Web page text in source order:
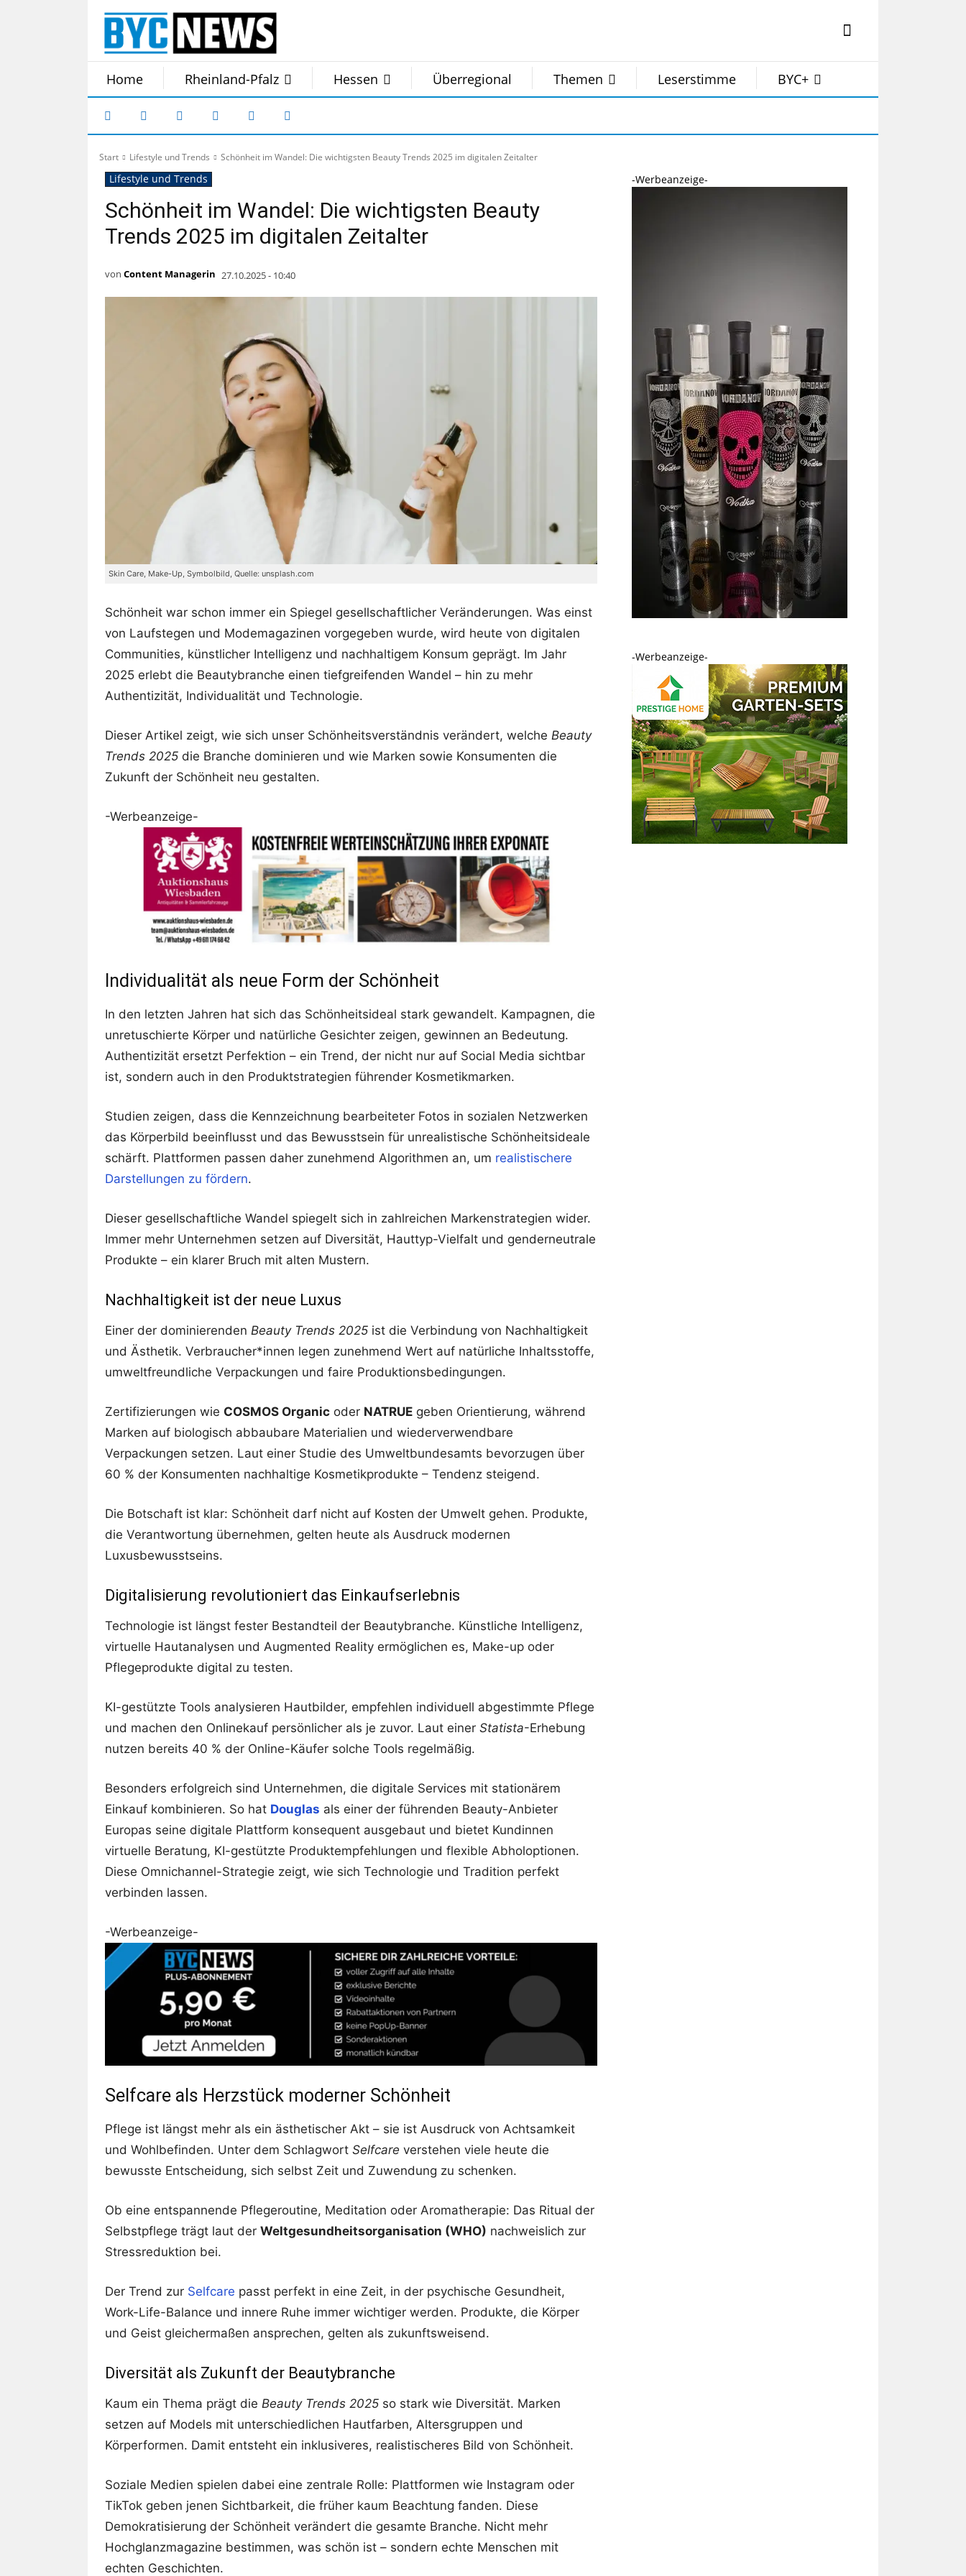
Home Rheinland-Pfalz Hessen Überregional Themen Leserstimme BYC+
Start Lifestyle und Trends Schönheit im Wandel: Die wichtigsten Beauty Trends 2025 im digitalen Zeitalter
Lifestyle und Trends
Schönheit im Wandel: Die wichtigsten Beauty
Trends 2025 im digitalen Zeitalter
von Content Managerin 27.10.2025 - 10:40
Skin Care, Make-Up, Symbolbild, Quelle: unsplash.com
Schönheit war schon immer ein Spiegel gesellschaftlicher Veränderungen. Was einst
von Laufstegen und Modemagazinen vorgegeben wurde, wird heute von digitalen
Communities, künstlicher Intelligenz und nachhaltigem Konsum geprägt. Im Jahr
2025 erlebt die Beautybranche einen tiefgreifenden Wandel – hin zu mehr
Authentizität, Individualität und Technologie.
Dieser Artikel zeigt, wie sich unser Schönheitsverständnis verändert, welche Beauty
Trends 2025 die Branche dominieren und wie Marken sowie Konsumenten die
Zukunft der Schönheit neu gestalten.
-Werbeanzeige-
Individualität als neue Form der Schönheit
In den letzten Jahren hat sich das Schönheitsideal stark gewandelt. Kampagnen, die
unretuschierte Körper und natürliche Gesichter zeigen, gewinnen an Bedeutung.
Authentizität ersetzt Perfektion – ein Trend, der nicht nur auf Social Media sichtbar
ist, sondern auch in den Produktstrategien führender Kosmetikmarken.
Studien zeigen, dass die Kennzeichnung bearbeiteter Fotos in sozialen Netzwerken
das Körperbild beeinflusst und das Bewusstsein für unrealistische Schönheitsideale
schärft. Plattformen passen daher zunehmend Algorithmen an, um realistischere
Darstellungen zu fördern.
Dieser gesellschaftliche Wandel spiegelt sich in zahlreichen Markenstrategien wider.
Immer mehr Unternehmen setzen auf Diversität, Hauttyp-Vielfalt und genderneutrale
Produkte – ein klarer Bruch mit alten Mustern.
Nachhaltigkeit ist der neue Luxus
Einer der dominierenden Beauty Trends 2025 ist die Verbindung von Nachhaltigkeit
und Ästhetik. Verbraucher*innen legen zunehmend Wert auf natürliche Inhaltsstoffe,
umweltfreundliche Verpackungen und faire Produktionsbedingungen.
Zertifizierungen wie COSMOS Organic oder NATRUE geben Orientierung, während
Marken auf biologisch abbaubare Materialien und wiederverwendbare
Verpackungen setzen. Laut einer Studie des Umweltbundesamts bevorzugen über
60 % der Konsumenten nachhaltige Kosmetikprodukte – Tendenz steigend.
Die Botschaft ist klar: Schönheit darf nicht auf Kosten der Umwelt gehen. Produkte,
die Verantwortung übernehmen, gelten heute als Ausdruck modernen
Luxusbewusstseins.
Digitalisierung revolutioniert das Einkaufserlebnis
Technologie ist längst fester Bestandteil der Beautybranche. Künstliche Intelligenz,
virtuelle Hautanalysen und Augmented Reality ermöglichen es, Make-up oder
Pflegeprodukte digital zu testen.
KI-gestützte Tools analysieren Hautbilder, empfehlen individuell abgestimmte Pflege
und machen den Onlinekauf persönlicher als je zuvor. Laut einer Statista-Erhebung
nutzen bereits 40 % der Online-Käufer solche Tools regelmäßig.
Besonders erfolgreich sind Unternehmen, die digitale Services mit stationärem
Einkauf kombinieren. So hat Douglas als einer der führenden Beauty-Anbieter
Europas seine digitale Plattform konsequent ausgebaut und bietet Kundinnen
virtuelle Beratung, KI-gestützte Produktempfehlungen und flexible Abholoptionen.
Diese Omnichannel-Strategie zeigt, wie sich Technologie und Tradition perfekt
verbinden lassen.
-Werbeanzeige-
Selfcare als Herzstück moderner Schönheit
Pflege ist längst mehr als ein ästhetischer Akt – sie ist Ausdruck von Achtsamkeit
und Wohlbefinden. Unter dem Schlagwort Selfcare verstehen viele heute die
bewusste Entscheidung, sich selbst Zeit und Zuwendung zu schenken.
Ob eine entspannende Pflegeroutine, Meditation oder Aromatherapie: Das Ritual der
Selbstpflege trägt laut der Weltgesundheitsorganisation (WHO) nachweislich zur
Stressreduktion bei.
Der Trend zur Selfcare passt perfekt in eine Zeit, in der psychische Gesundheit,
Work-Life-Balance und innere Ruhe immer wichtiger werden. Produkte, die Körper
und Geist gleichermaßen ansprechen, gelten als zukunftsweisend.
Diversität als Zukunft der Beautybranche
Kaum ein Thema prägt die Beauty Trends 2025 so stark wie Diversität. Marken
setzen auf Models mit unterschiedlichen Hautfarben, Altersgruppen und
Körperformen. Damit entsteht ein inklusiveres, realistischeres Bild von Schönheit.
Soziale Medien spielen dabei eine zentrale Rolle: Plattformen wie Instagram oder
TikTok geben jenen Sichtbarkeit, die früher kaum Beachtung fanden. Diese
Demokratisierung der Schönheit verändert die gesamte Branche. Nicht mehr
Hochglanzmagazine bestimmen, was schön ist – sondern echte Menschen mit
echten Geschichten.
-Werbeanzeige-
-Werbeanzeige-